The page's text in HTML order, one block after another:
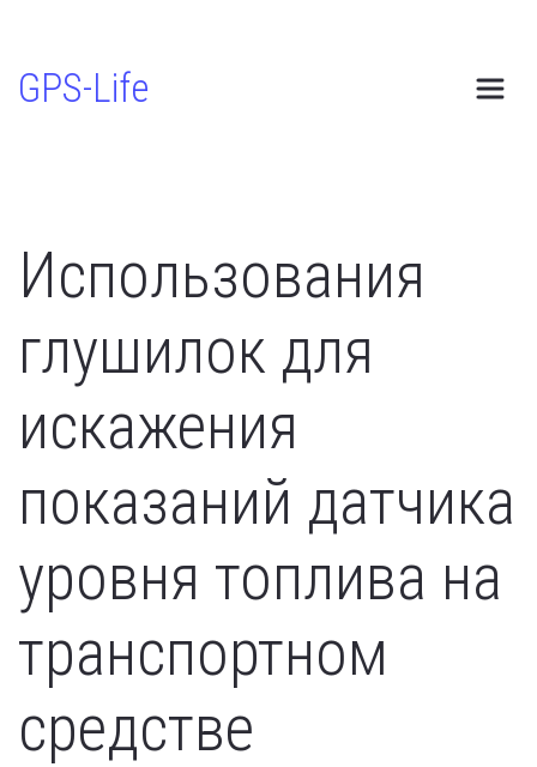
GPS-Life
Использования
глушилок для
искажения
показаний датчика
уровня топлива на
транспортном
средстве